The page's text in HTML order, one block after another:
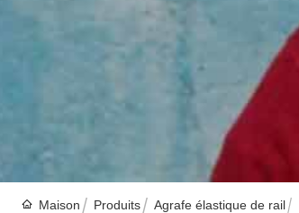
Maison Produits Agrafe élastique de rail